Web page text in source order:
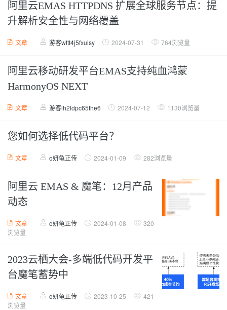
阿里云EMAS HTTPDNS 扩展全球服务节点：提
升解析安全性与网络覆盖
文章 游客wttt4j5fxuisy 2024-07-31 764浏览量
阿里云移动研发平台EMAS支持纯血鸿蒙
HarmonyOS NEXT
文章 游客lh2ldpc65the6 2024-07-12 1130浏览量
您如何选择低代码平台？
文章 o妍龟正传 2024-01-09 282浏览量
阿里云 EMAS & 魔笔：12月产品
动态
文章 o妍龟正传 2024-01-08
320
浏览量
2023云栖大会-多端低代码开发平
台魔笔蓄势中
文章 o妍龟正传 2023-10-25
421
浏览量